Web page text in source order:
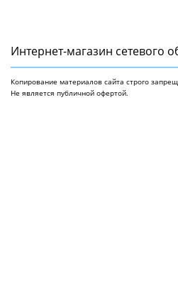
Интернет-магазин сетeвого
Копирование материалов сайта строго
Не является публичной офертой.